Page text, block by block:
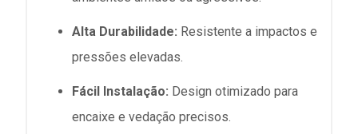
Alta Durabilidade: Resistente a impactos e
pressões elevadas.
Fácil Instalação: Design otimizado para
encaixe e vedação precisos.